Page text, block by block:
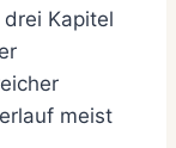
Kapitel
meist